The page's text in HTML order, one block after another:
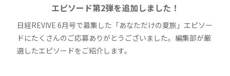
エピソード第2弾を追加しました！
日経REVIVE 6月号で募集した「あなただけの夏旅」エピソー
ドにたくさんのご応募ありがとうございました。編集部が厳
選したエピソードをご紹介します。